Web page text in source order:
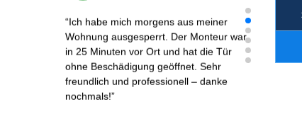
Ich habe mich morgens aus meiner
Wohnung ausgesperrt. Der Monteur war
in 25 Minuten vor Ort und hat die Tür
ohne Beschädigung geöffnet. Sehr
freundlich und professionell – danke
nochmals!